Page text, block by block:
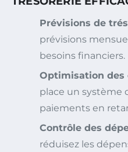
Prévisions de
prévisions
besoins financiers.
Optimisation des
place un système
paiements en
Contrôle des
réduisez les